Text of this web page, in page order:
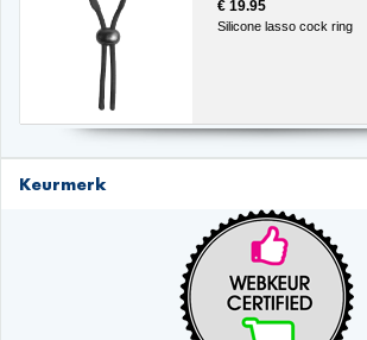
€ 19.95
Silicone lasso cock ring
Keurmerk